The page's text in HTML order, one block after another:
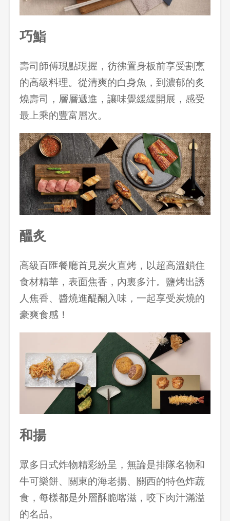
巧鮨
壽司師傅現點現握，彷彿置身板前享受割烹
的高級料理。從清爽的白身魚，到濃郁的炙
燒壽司，層層遞進，讓味覺緩緩開展，感受
最上乘的豐富層次。
醞炙
高級百匯餐廳首見炭火直烤，以超高溫鎖住
食材精華，表面焦香，內裏多汁。鹽烤出誘
人焦香、醬燒進醍醐入味，一起享受炭燒的
豪爽食感！
和揚
眾多日式炸物精彩紛呈，無論是排隊名物和
牛可樂餅、關東的海老揚、關西的特色炸蔬
食，每樣都是外層酥脆喀滋，咬下肉汁滿溢
的名品。
登出
先不要 確認